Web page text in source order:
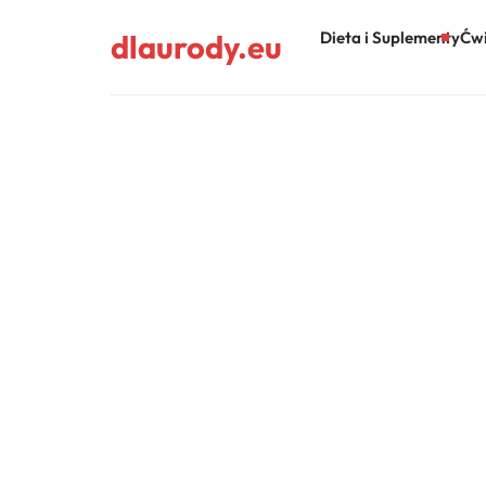
dlaurody.eu Dieta i Suplementy